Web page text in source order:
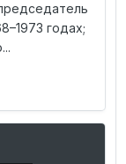
годах;